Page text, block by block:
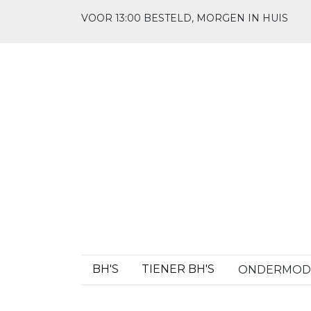
VOOR 13:00 BESTELD, MORGEN IN HUIS
BH'S TIENER BH'S